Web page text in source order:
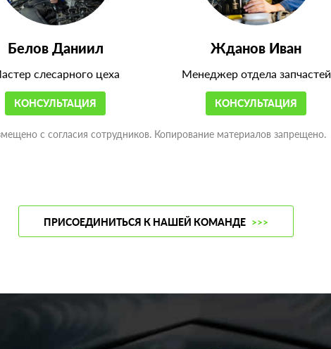
Белов Даниил
слесарного цеха
КОНСУЛЬТАЦИЯ
Жданов Иван
Менеджер отдела запчастей
КОНСУЛЬТАЦИЯ
с согласия сотрудников. Копирование материалов запрещено.
ПРИСОЕДИНИТЬСЯ К НАШЕЙ КОМАНДЕ >>>